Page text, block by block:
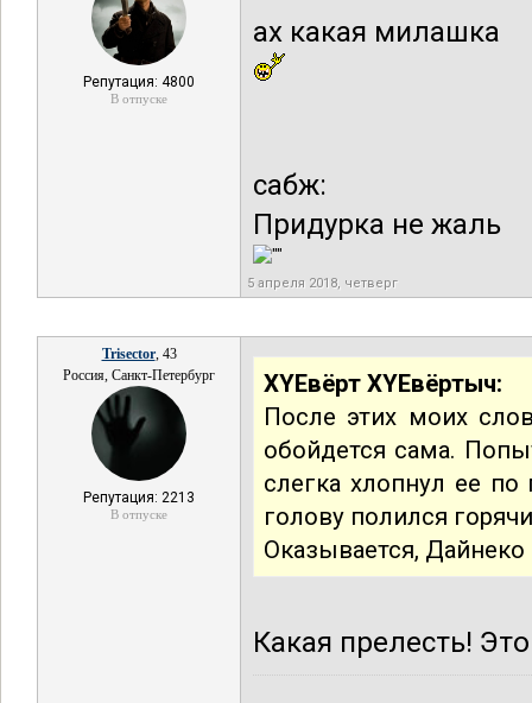
Репутация: 4800
В отпуске
ах какая милашка
сабж:
Придурка не жаль
5 апреля 2018, четверг
Trisector, 43
Россия, Санкт-Петербург
Репутация: 2213
В отпуске
XYEвёрт XYEвёртыч:
После этих моих
обойдется сама.
слегка хлопнул ее
голову полился
Оказывается,
Какая прелесть!